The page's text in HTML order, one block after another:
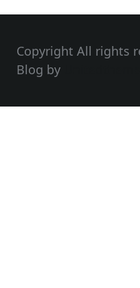
Copyright All rights
Blog by